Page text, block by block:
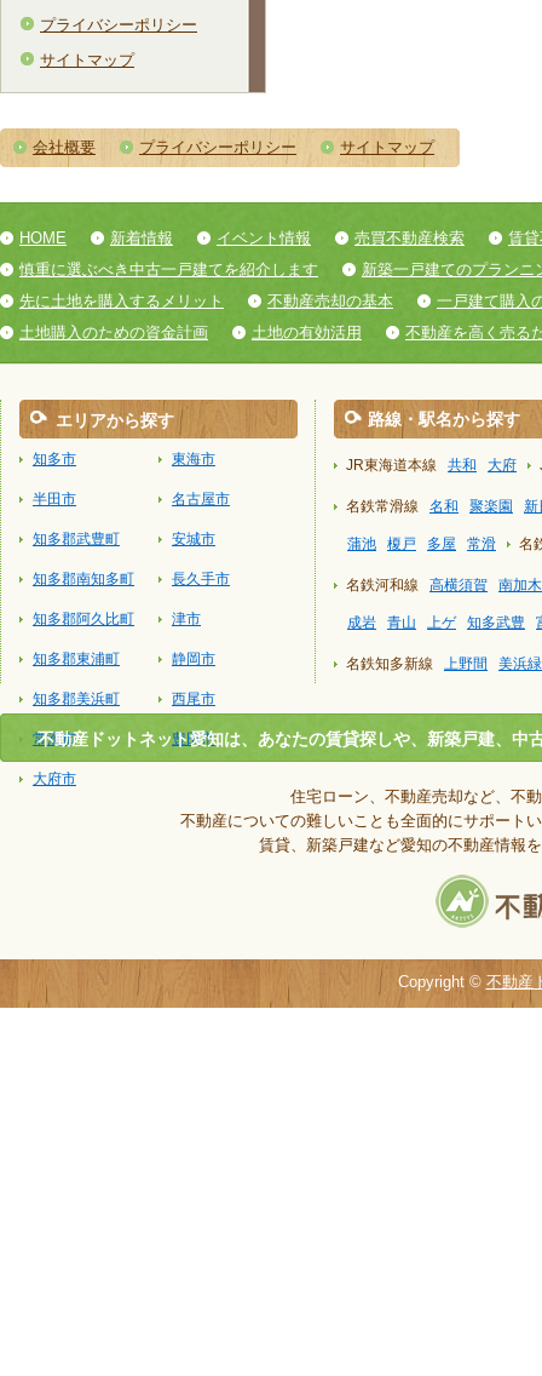
プライバシーポリシー
サイトマップ
会社概要 プライバシーポリシー サイトマップ
HOME 新着情報 イベント情報 売買不動産検索
賃
慎重に選ぶべき中古一戸建てを紹介します
新築一戸建てのプランニ
先に土地を購入するメリット
不動産売却の基本
一戸建て購入
土地購入のための資金計画
土地の有効活用 不動産を高く売る
エリアから探す
知多市
半田市
知多郡武豊町
知多郡南知多町
知多郡阿久比町
知多郡東浦町
知多郡美浜町
常滑市
大府市
東海市
名古屋市
安城市
長久手市
津市
静岡市
西尾市
豊田市
路線・駅名から探す
JR東海道本線 共和 大府
名鉄常滑線 名和 聚楽園 新
蒲池 榎戸 多屋 常滑 名
名鉄河和線 高横須賀 南加
成岩 青山 上ゲ 知多武豊
名鉄知多新線 上野間 美浜
不動産ドットネット愛知は、あなたの賃貸探しや、新築戸建、
住宅ローン、不動産売却など、不
不動産についての難しいことも全面的にサポート
賃貸、新築戸建など愛知の不動産情報
Copyright © 不動産